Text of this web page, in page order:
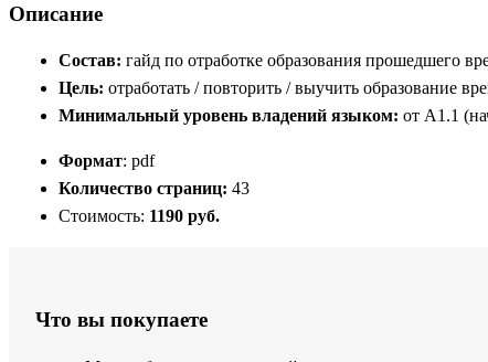
Описание
Состав: гайд по отработке образования прошедшего
Цель: отработать / повторить / выучить образование
Минимальный уровень владений языком: от A1.1
Формат: pdf
Количество страниц: 43
Стоимость: 1190 руб.
Что вы покупаете